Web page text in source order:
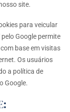
site.
para veicular
Google permite
base em visitas
Os usuários
a política de
Google.